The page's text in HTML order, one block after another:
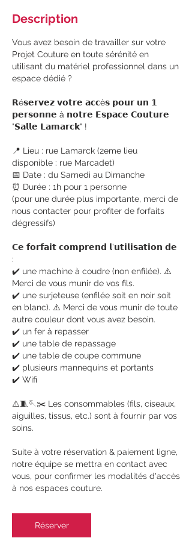
Description
Vous avez besoin de travailler sur votre
Projet Couture en toute sérénité en
utilisant du matériel professionnel dans un
espace dédié ?
𝗥é𝘀𝗲𝗿𝘃𝗲𝘇 𝘃𝗼𝘁𝗿𝗲 𝗮𝗰𝗰è𝘀 𝗽𝗼𝘂𝗿 𝘂𝗻 𝟭
𝗽𝗲𝗿𝘀𝗼𝗻𝗻𝗲 à 𝗻𝗼𝘁𝗿𝗲 𝗘𝘀𝗽𝗮𝗰𝗲 𝗖𝗼𝘂𝘁𝘂𝗿𝗲
"𝗦𝗮𝗹𝗹𝗲 𝗟𝗮𝗺𝗮𝗿𝗰𝗸" !
📍 Lieu : rue Lamarck (2eme lieu
disponible : rue Marcadet)
📅 Date : du Samedi au Dimanche
⏰ Durée : 1h pour 1 personne
(pour une durée plus importante, merci de
nous contacter pour profiter de forfaits
dégressifs)
𝗖𝗲 𝗳𝗼𝗿𝗳𝗮𝗶𝘁 𝗰𝗼𝗺𝗽𝗿𝗲𝗻𝗱 𝗹’𝘂𝘁𝗶𝗹𝗶𝘀𝗮𝘁𝗶𝗼𝗻 𝗱𝗲
:
✔️ une machine à coudre (non enfilée). ⚠️
Merci de vous munir de vos fils.
✔️ une surjeteuse (enfilée soit en noir soit
en blanc). ⚠️ Merci de vous munir de toute
autre couleur dont vous avez besoin.
✔️ un fer à repasser
✔️ une table de repassage
✔️ une table de coupe commune
✔️ plusieurs mannequins et portants
✔️ Wifi
⚠️🧵🪡✂️ Les consommables (fils, ciseaux,
aiguilles, tissus, etc.) sont à fournir par vos
soins.
Suite à votre réservation & paiement ligne,
notre équipe se mettra en contact avec
vous, pour confirmer les modalités d'accès
à nos espaces couture.
Réserver